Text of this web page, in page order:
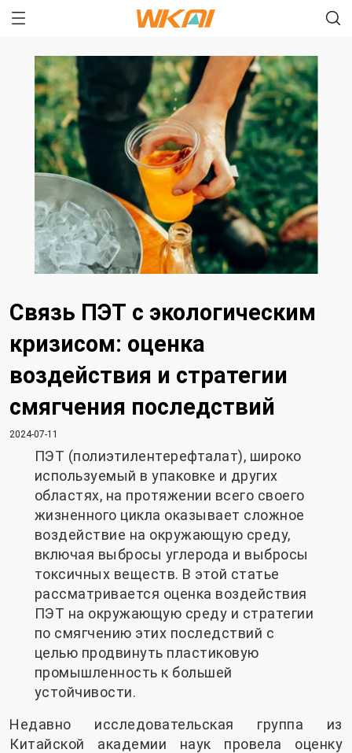
Связь ПЭТ с экологическим
кризисом: оценка
воздействия и стратегии
смягчения последствий
2024-07-11
ПЭТ (полиэтилентерефталат), широко
используемый в упаковке и других
областях, на протяжении всего своего
жизненного цикла оказывает сложное
воздействие на окружающую среду,
включая выбросы углерода и выбросы
токсичных веществ. В этой статье
рассматривается оценка воздействия
ПЭТ на окружающую среду и стратегии
по смягчению этих последствий с
целью продвинуть пластиковую
промышленность к большей
устойчивости.
Недавно исследовательская группа из
Китайской академии наук провела оценку